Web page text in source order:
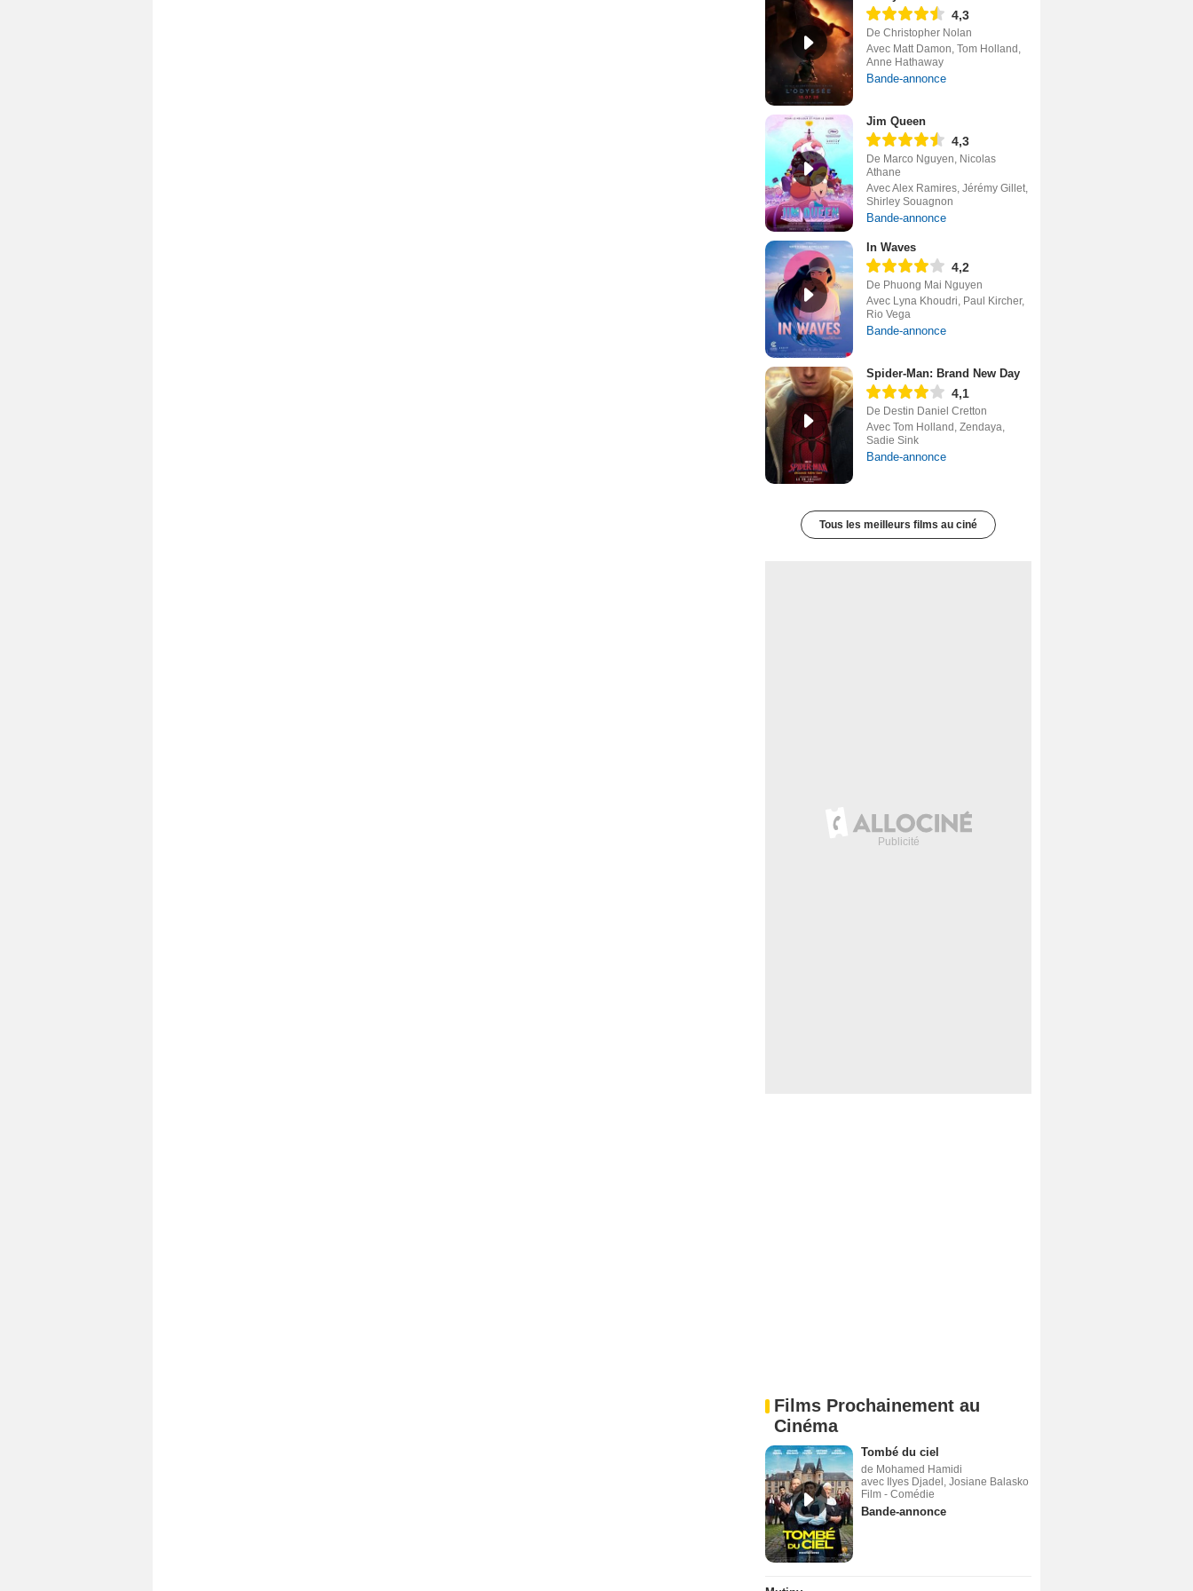
4,3
De Christopher Nolan
Avec Matt Damon, Tom Holland,
Anne Hathaway
Bande-annonce
Jim Queen
4,3
De Marco Nguyen, Nicolas
Athane
Avec Alex Ramires, Jérémy Gillet,
Shirley Souagnon
Bande-annonce
In Waves
4,2
De Phuong Mai Nguyen
Avec Lyna Khoudri, Paul Kircher,
Rio Vega
Bande-annonce
Spider-Man: Brand New Day
4,1
De Destin Daniel Cretton
Avec Tom Holland, Zendaya,
Sadie Sink
Bande-annonce
Tous les meilleurs films au ciné
Films Prochainement au
Cinéma
Tombé du ciel
de Mohamed Hamidi
avec Ilyes Djadel, Josiane Balasko
Film - Comédie
Bande-annonce